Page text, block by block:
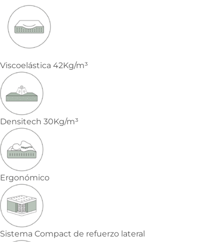
Viscoelástica 42Kg/m³
Densitech 30Kg/m³
Ergonómico
Sistema Compact de refuerzo lateral